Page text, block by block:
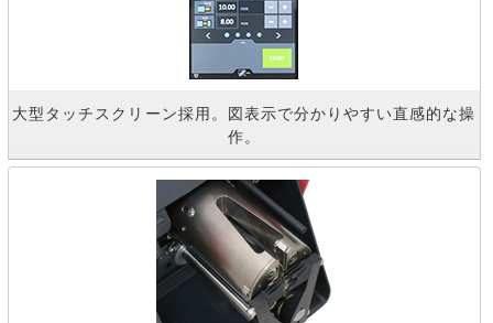
大型タッチスクリーン採用。図表示で分かりやすい直感的な操
作。